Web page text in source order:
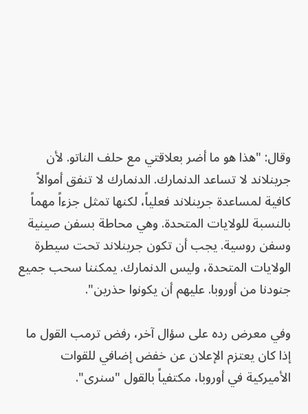
وقال: "هذا هو ما أضر بعلاقتي مع حلف الناتو. لأن
جرينلاند لا تساعد الدنمارك. الدنمارك لا تنفق أموالاً
كافية لمساعدة جرينلاند فعلياً، لكنها تمثل جزءاً مهماً
بالنسبة للولايات المتحدة. وهي محاطة بسفن صينية
وسفن روسية. يجب أن تكون جرينلاند تحت سيطرة
الولايات المتحدة، وليس الدنمارك. يمكننا سحب جميع
جنودنا من أوروبا. عليهم أن يكونوا حذرين".
وفي معرض رده على سؤال آخر، رفض ترمب القول ما
إذا كان يعتزم الإعلان عن خفض إضافي للقوات
الأميركية في أوروبا، مكتفياً بالقول "سنرى".